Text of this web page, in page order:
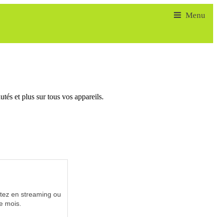
et plus sur tous vos appareils.
en streaming ou
mois.